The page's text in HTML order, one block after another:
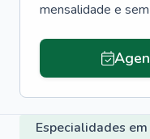
mensalidade e
Especialidades